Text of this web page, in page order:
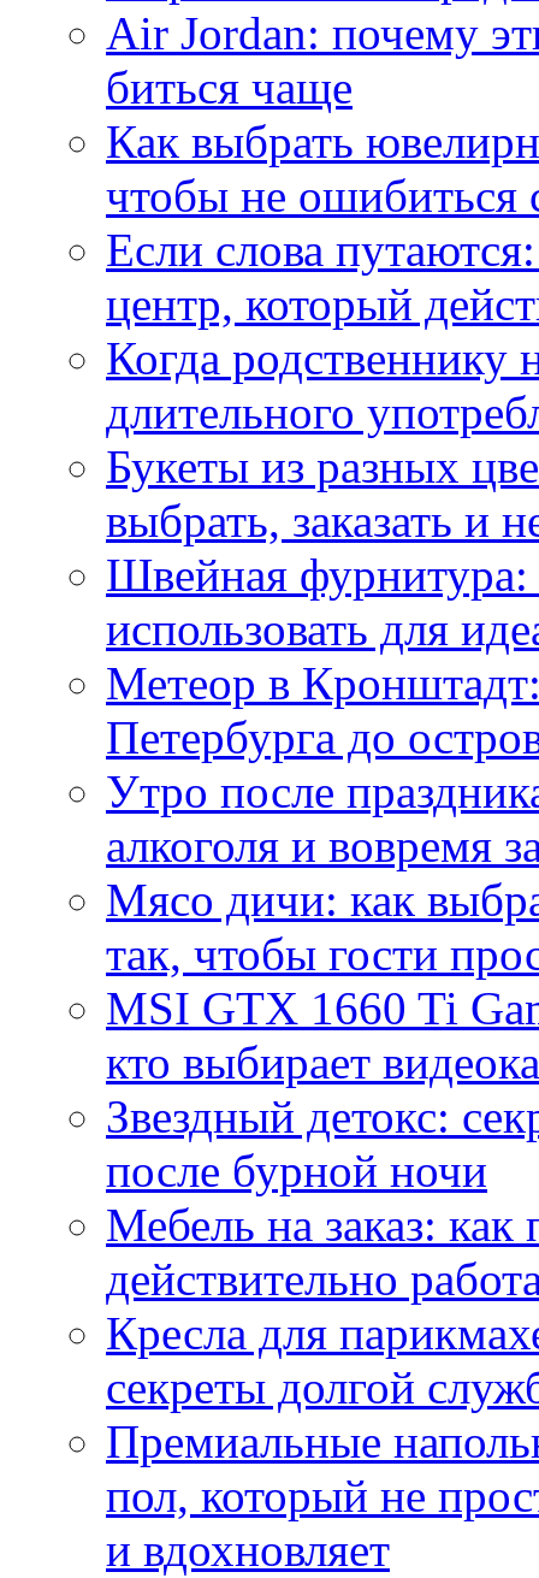
Air Jordan: почему
биться чаще
Как выбрать
чтобы не ошибиться
Если слова
центр, который
Когда
длительного
Букеты из разных
выбрать, заказать и
Швейная фурнитура:
использовать для
Метеор в
Петербурга до
Утро после
алкоголя и вовремя
Мясо дичи: как
так, чтобы гости
MSI GTX 1660 Ti
кто выбирает
Звездный детокс:
после бурной ночи
Мебель на заказ:
действительно
Кресла для
секреты долгой
Премиальные
пол, который не
и вдохновляет